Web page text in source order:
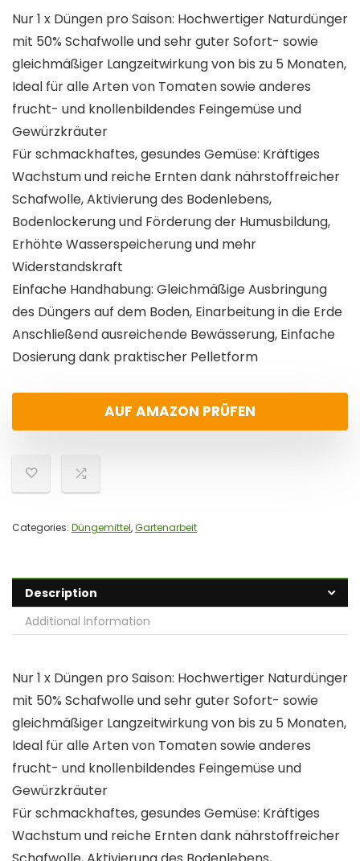
Nur 1 x Düngen pro Saison: Hochwertiger Naturdünger
mit 50% Schafwolle und sehr guter Sofort- sowie
gleichmäßiger Langzeitwirkung von bis zu 5 Monaten,
Ideal für alle Arten von Tomaten sowie anderes
frucht- und knollenbildendes Feingemüse und
Gewürzkräuter
Für schmackhaftes, gesundes Gemüse: Kräftiges
Wachstum und reiche Ernten dank nährstoffreicher
Schafwolle, Aktivierung des Bodenlebens,
Bodenlockerung und Förderung der Humusbildung,
Erhöhte Wasserspeicherung und mehr
Widerstandskraft
Einfache Handhabung: Gleichmäßige Ausbringung
des Düngers auf dem Boden, Einarbeitung in die Erde
Anschließend ausreichende Bewässerung, Einfache
Dosierung dank praktischer Pelletform
AUF AMAZON PRÜFEN
Categories: Düngemittel,Gartenarbeit
Description
Additional information
Nur 1 x Düngen pro Saison: Hochwertiger Naturdünger
mit 50% Schafwolle und sehr guter Sofort- sowie
gleichmäßiger Langzeitwirkung von bis zu 5 Monaten,
Ideal für alle Arten von Tomaten sowie anderes
frucht- und knollenbildendes Feingemüse und
Gewürzkräuter
Für schmackhaftes, gesundes Gemüse: Kräftiges
Wachstum und reiche Ernten dank nährstoffreicher